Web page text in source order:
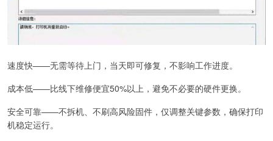
速度快——无需等待上门，当天即可修复，不影响工作进度。
成本低——比线下维修便宜50%以上，避免不必要的硬件更换。
安全可靠——不拆机、不刷高风险固件，仅调整关键参数，确保打印
机稳定运行。